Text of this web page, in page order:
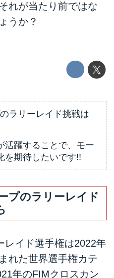
れが当たり前ではな
うか？
ラリーレイド挑戦は
活躍することで、モー
を期待したいです!!
プのラリーレイド
レイド選手権は2022年
れた世界選手権カテ
年のFIMクロスカン